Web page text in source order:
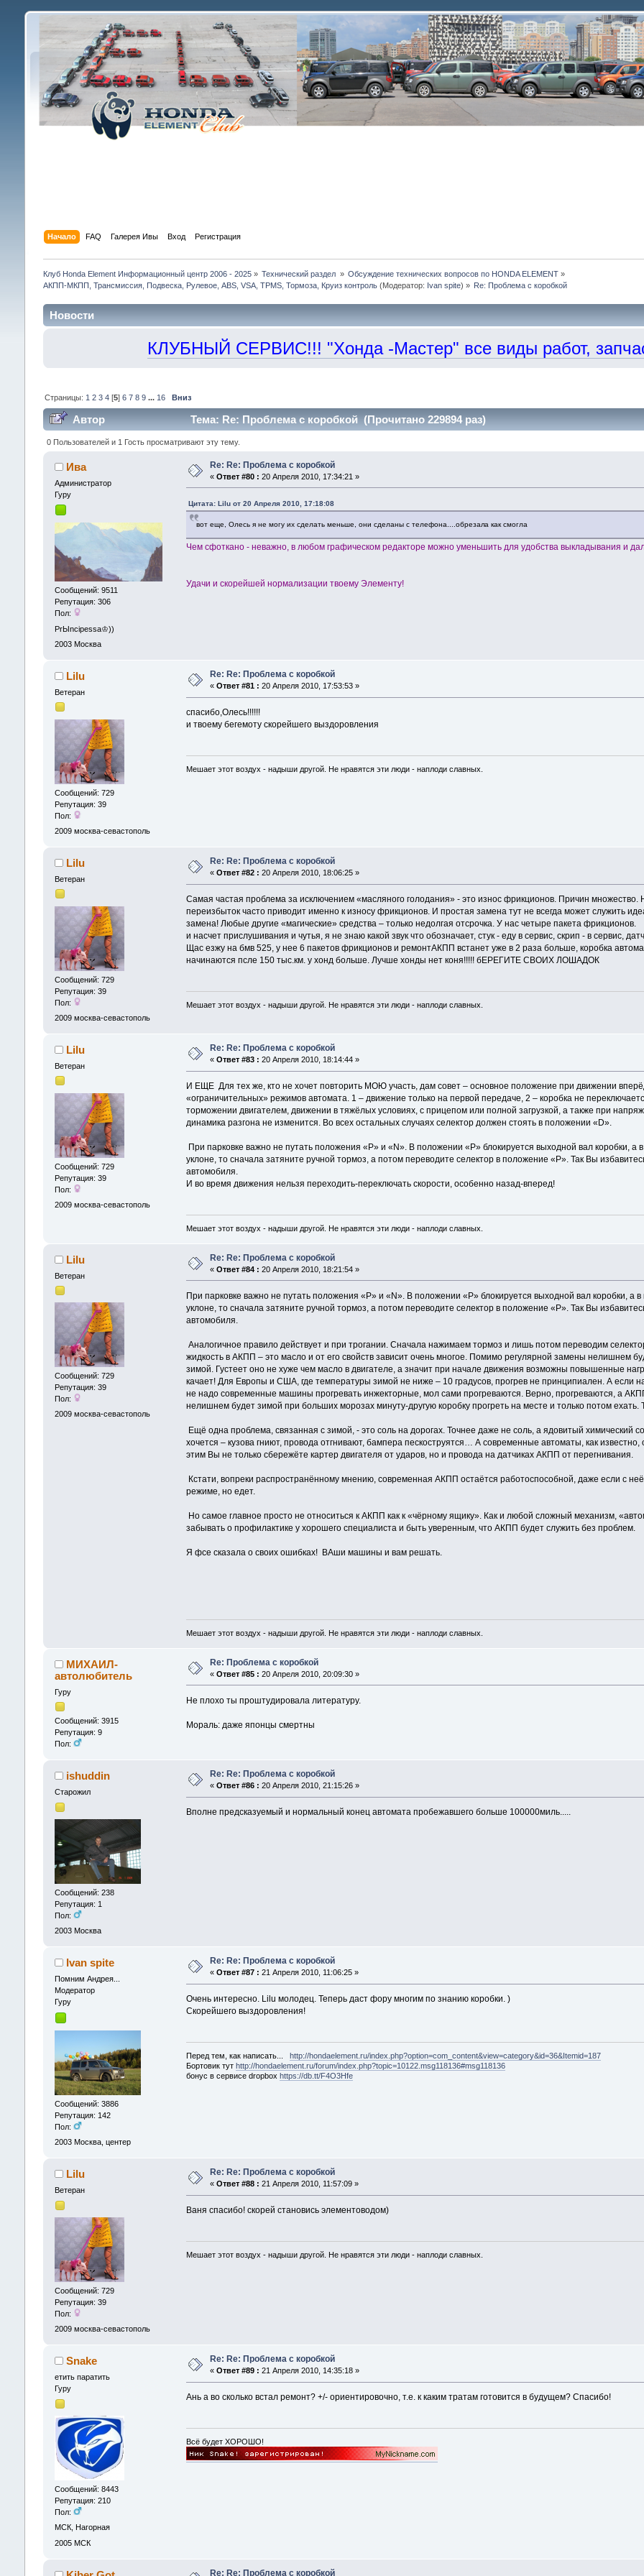
Начало FAQ Галерея Ивы Вход Регистрация
Клуб Honda Element Информационный центр 2006 - 2025» Технический раздел » Обсуждение технических вопросов по HONDA ELEMENT »
АКПП-МКПП, Трансмиссия, Подвеска, Рулевое, ABS, VSA, TPMS, Тормоза, Круиз контроль(Модератор: Ivan spite) » Re: Проблема с коробкой
Новости
КЛУБНЫЙ СЕРВИС!!! "Хонда -Мастер" все виды работ,
Страницы: 1 2 3 4[5] 6 7 8 9 ... 16 Вниз
Автор Тема: Re: Проблема с коробкой (Прочитано 229894 раз)
0 Пользователей и 1 Гость просматривают эту тему.
Ива
Администрaтор
Гуру
Сообщений: 9511
Репутация: 306
Пол:
PrЫncipessa♔))
2003 Москва
Re: Re: Проблема с коробкой
« Ответ #80 : 20 Апреля 2010, 17:34:21 »
Цитата: Lilu от 20 Апреля 2010, 17:18:08
вот еще, Олесь я не могу их сделать меньше, они сделаны с телефона....обрезала как смогла
Чем сфоткано - неважно, в любом графическом редакторе можно уменьшить для удобства выкладывания и
Удачи и скорейшей нормализации твоему Элементу!
Lilu
Ветеран
Сообщений: 729
Репутация: 39
Пол:
2009 москва-севастополь
Re: Re: Проблема с коробкой
« Ответ #81 : 20 Апреля 2010, 17:53:53 »
спасибо,Олесь!!!!!!
и твоему бегемоту скорейшего выздоровления
Мешает этот воздух - надыши другой. Не нравятся эти люди - наплоди славных.
Lilu
Ветеран
Сообщений: 729
Репутация: 39
Пол:
2009 москва-севастополь
Re: Re: Проблема с коробкой
« Ответ #82 : 20 Апреля 2010, 18:06:25 »
Самая частая проблема за исключением «масляного голодания» - это износ фрикционов. Причин множество.
переизбыток часто приводит именно к износу фрикционов. И простая замена тут не всегда может служить
замена! Любые другие «магические» средства – только недолгая отсрочка. У нас четыре пакета фрикционов.
и насчет прислушивания и чутья, я не знаю какой звук что обозначает, стук - еду в сервис, скрип - в сервис,
Щас езжу на бмв 525, у нее 6 пакетов фрикционов и ремонтАКПП встанет уже в 2 раза больше, коробка
начинаются псле 150 тыс.км. у хонд больше. Лучше хонды нет коня!!!!! бЕРЕГИТЕ СВОИХ ЛОШАДОК
Мешает этот воздух - надыши другой. Не нравятся эти люди - наплоди славных.
Lilu
Ветеран
Сообщений: 729
Репутация: 39
Пол:
2009 москва-севастополь
Re: Re: Проблема с коробкой
« Ответ #83 : 20 Апреля 2010, 18:14:44 »
И ЕЩЕ Для тех же, кто не хочет повторить МОЮ участь, дам совет – основное положение при движении
«ограничительных» режимов автомата. 1 – движение только на первой передаче, 2 – коробка не
торможении двигателем, движении в тяжёлых условиях, с прицепом или полной загрузкой, а также при
динамика разгона не изменится. Во всех остальных случаях селектор должен стоять в положении «D».
При парковке важно не путать положения «P» и «N». В положении «P» блокируется выходной вал коробки,
уклоне, то сначала затяните ручной тормоз, а потом переводите селектор в положение «P». Так Вы
автомобиля.
И во время движения нельзя переходить-переключать скорости, особенно назад-вперед!
Мешает этот воздух - надыши другой. Не нравятся эти люди - наплоди славных.
Lilu
Ветеран
Сообщений: 729
Репутация: 39
Пол:
2009 москва-севастополь
Re: Re: Проблема с коробкой
« Ответ #84 : 20 Апреля 2010, 18:21:54 »
При парковке важно не путать положения «P» и «N». В положении «P» блокируется выходной вал коробки, а
уклоне, то сначала затяните ручной тормоз, а потом переводите селектор в положение «P». Так Вы
автомобиля.
Аналогичное правило действует и при трогании. Сначала нажимаем тормоз и лишь потом переводим
жидкость в АКПП – это масло и от его свойств зависит очень многое. Помимо регулярной замены нелишнем
зимой. Густеет оно не хуже чем масло в двигателе, а значит при начале движения возможны повышенные
качает! Для Европы и США, где температуры зимой не ниже – 10 градусов, прогрев не принципиален. А если
не надо современные машины прогревать инжекторные, мол сами прогреваются. Верно, прогреваются, а
нелишнем будет зимой при больших морозах минуту-другую коробку прогреть на месте и только потом
Ещё одна проблема, связанная с зимой, - это соль на дорогах. Точнее даже не соль, а ядовитый химический
хочется – кузова гниют, провода отгнивают, бампера пескоструятся… А современные автоматы, как
этим Вы не только сбережёте картер двигателя от ударов, но и провода на датчиках АКПП от перегнивания.
Кстати, вопреки распространённому мнению, современная АКПП остаётся работоспособной, даже если с
режиме, но едет.
Но самое главное просто не относиться к АКПП как к «чёрному ящику». Как и любой сложный механизм,
забывать о профилактике у хорошего специалиста и быть уверенным, что АКПП будет служить без проблем.
Я фсе сказала о своих ошибках! ВАши машины и вам решать.
Мешает этот воздух - надыши другой. Не нравятся эти люди - наплоди славных.
МИХАИЛ-
автолюбитель
Гуру
Сообщений: 3915
Репутация: 9
Пол:
Re: Проблема с коробкой
« Ответ #85 : 20 Апреля 2010, 20:09:30 »
Не плохо ты проштудировала литературу.
Мораль: даже японцы смертны
ishuddin
Старожил
Сообщений: 238
Репутация: 1
Пол:
2003 Москва
Re: Re: Проблема с коробкой
« Ответ #86 : 20 Апреля 2010, 21:15:26 »
Вполне предсказуемый и нормальный конец автомата пробежавшего больше 100000миль.....
Ivan spite
Помним Андрея...
Модератор
Гуру
Сообщений: 3886
Репутация: 142
Пол:
2003 Москва, центер
Re: Re: Проблема с коробкой
« Ответ #87 : 21 Апреля 2010, 11:06:25 »
Очень интересно. Lilu молодец. Теперь даст фору многим по знанию коробки. )
Скорейшего выздоровления!
Перед тем, как написать...http://hondaelement.ru/index.php?option=com_content&view=category&id=36&Itemid=187
Бортовик тутhttp://hondaelement.ru/forum/index.php?topic=10122.msg118136#msg118136
бонус в сервисе dropboxhttps://db.tt/F4O3Hfe
Lilu
Ветеран
Сообщений: 729
Репутация: 39
Пол:
2009 москва-севастополь
Re: Re: Проблема с коробкой
« Ответ #88 : 21 Апреля 2010, 11:57:09 »
Ваня спасибо! скорей становись элементоводом)
Мешает этот воздух - надыши другой. Не нравятся эти люди - наплоди славных.
Snake
етить паратить
Гуру
Сообщений: 8443
Репутация: 210
Пол:
МСК, Нагорная
2005 МСК
Re: Re: Проблема с коробкой
« Ответ #89 : 21 Апреля 2010, 14:35:18 »
Ань а во сколько встал ремонт? +/- ориентировочно, т.е. к каким тратам готовится в будущем? Спасибо!
Всё будет ХОРОШО!
Re: Re: Проблема с коробкой